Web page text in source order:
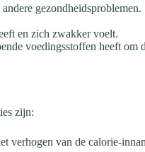
gezondheidsproblemen.
en zich zwakker voelt.
voedingsstoffen heeft om
zijn:
verhogen van de calorie-